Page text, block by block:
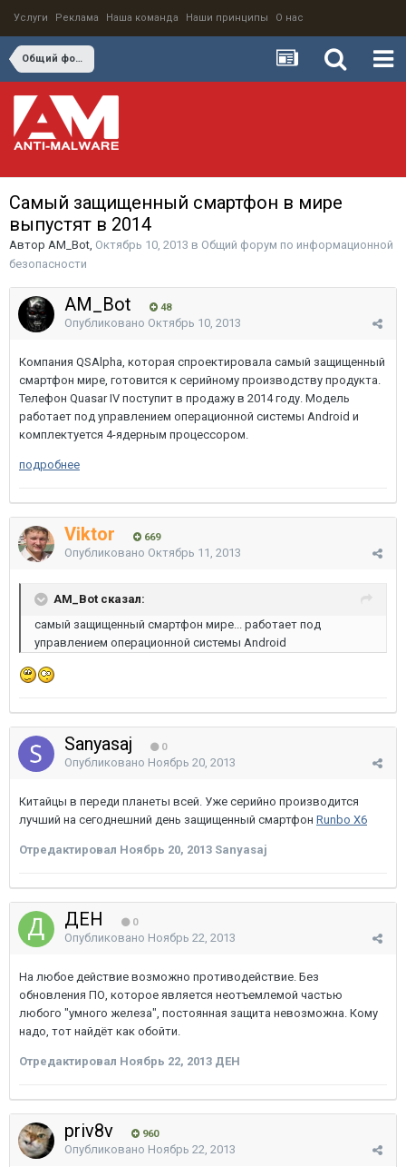
Услуги Реклама Наша команда Наши принципы О нас
Общий форум по информационной безопасности
Самый защищенный смартфон в мире
выпустят в 2014
Автор AM_Bot, Октябрь 10, 2013 в Общий форум по информационной
безопасности
AM_Bot 48
Опубликовано Октябрь 10, 2013
Компания QSAlpha, которая спроектировала самый защищенный
смартфон мире, готовится к серийному производству продукта.
Телефон Quasar IV поступит в продажу в 2014 году. Модель
работает под управлением операционной системы Android и
комплектуется 4-ядерным процессором.
подробнее
Viktor 669
Опубликовано Октябрь 11, 2013
AM_Bot сказал:
самый защищенный смартфон мире... работает под
управлением операционной системы Android
Sanyasaj 0
Опубликовано Ноябрь 20, 2013
Китайцы в переди планеты всей. Уже серийно производится
лучший на сегоднешний день защищенный смартфон Runbo X6
Отредактировал Ноябрь 20, 2013 Sanyasaj
ДЕН 0
Опубликовано Ноябрь 22, 2013
На любое действие возможно противодействие. Без
обновления ПО, которое является неотъемлемой частью
любого "умного железа", постоянная защита невозможна. Кому
надо, тот найдёт как обойти.
Отредактировал Ноябрь 22, 2013 ДЕН
priv8v 960
Опубликовано Ноябрь 22, 2013